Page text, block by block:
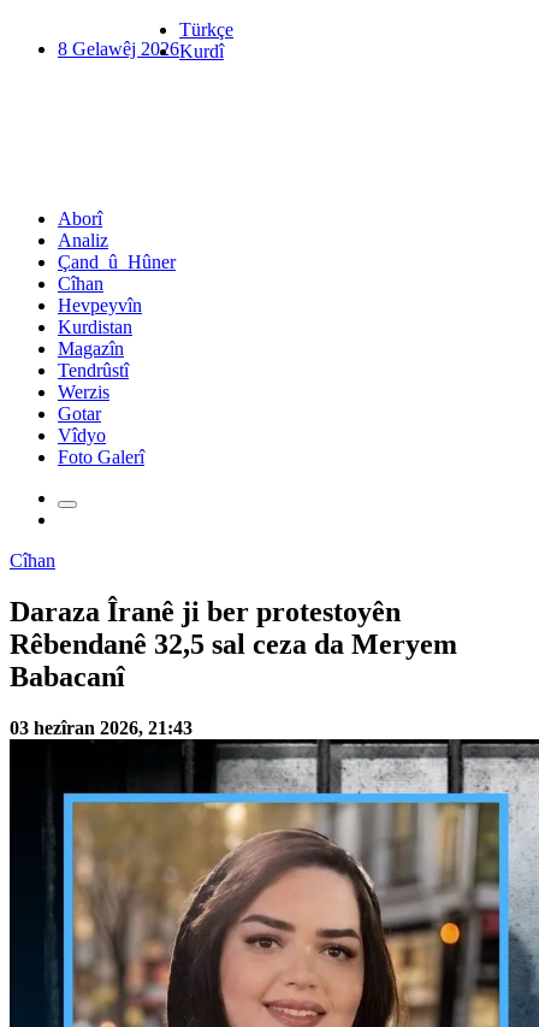
8 Gelawêj 2026
Türkçe
Kurdî
Aborî
Analiz
Çand_û_Hûner
Cîhan
Hevpeyvîn
Kurdistan
Magazîn
Tendrûstî
Werzis
Gotar
Vîdyo
Foto Galerî
Cîhan
Daraza Îranê ji ber protestoyên
Rêbendanê 32,5 sal ceza da Meryem
Babacanî
03 hezîran 2026, 21:43